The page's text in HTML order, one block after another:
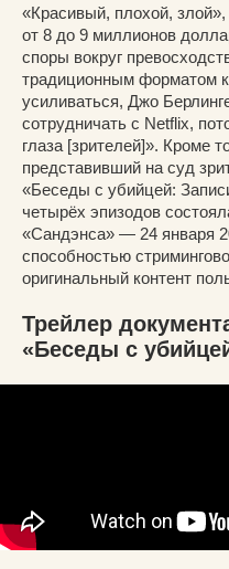
«Красивый, плохой,
от 8 до 9 миллионов
споры вокруг
традиционным форматом
усиливаться, Джо
сотрудничать с Netflix,
глаза [зрителей]». Кроме
представивший на суд
«Беседы с убийцей:
четырёх эпизодов
«Сандэнса» — 24 января
способностью
оригинальный контент
Трейлер
«Беседы с